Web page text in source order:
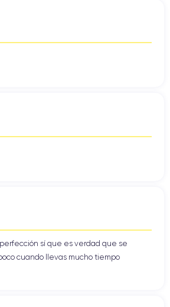
sí que es verdad que se
cuando llevas mucho tiempo